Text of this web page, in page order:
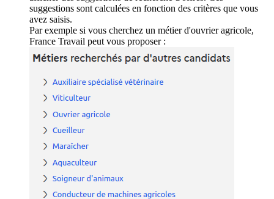
suggestions sont calculées en fonction des critères que vous
avez saisis.
Par exemple si vous cherchez un métier d'ouvrier agricole,
France Travail peut vous proposer :